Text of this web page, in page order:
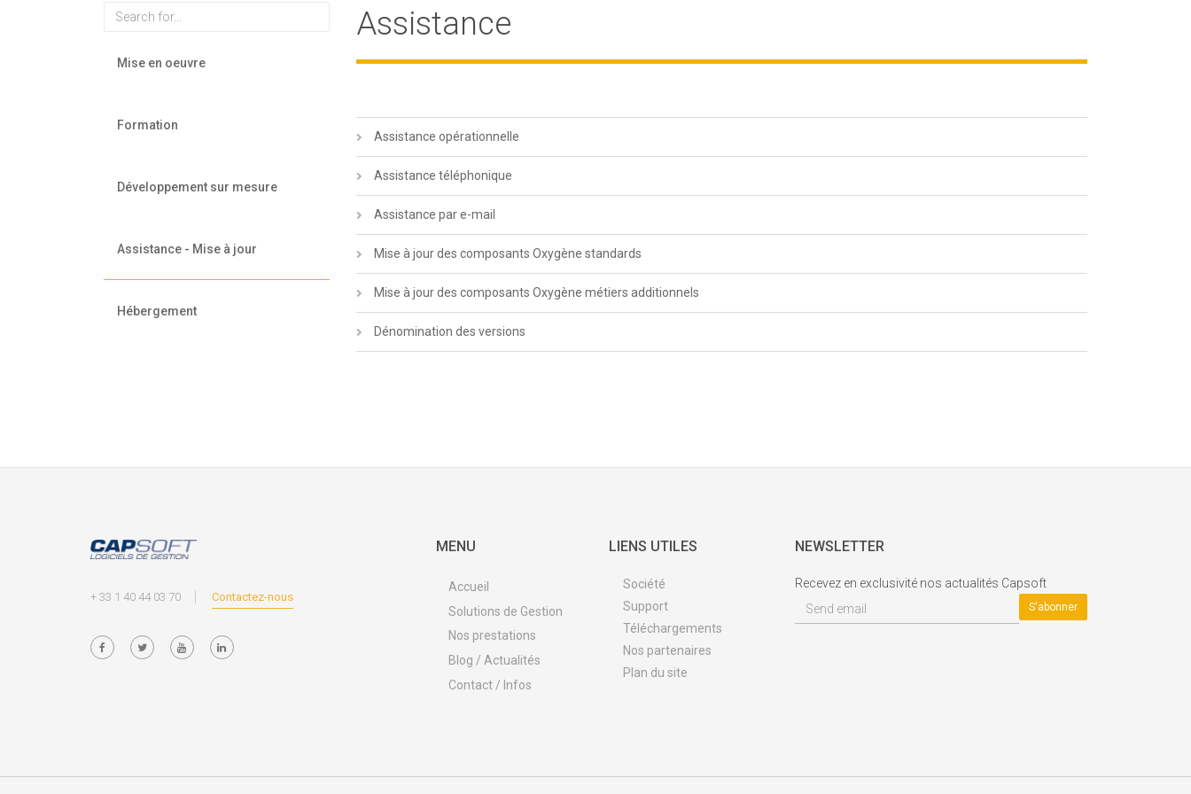
Rechercher
Mise en oeuvre
Formation
Développement sur mesure
Assistance - Mise à jour
Hébergement
Assistance
Assistance opérationnelle
Assistance téléphonique
Assistance par e-mail
Mise à jour des composants Oxygène standards
Mise à jour des composants Oxygène métiers additionnels
Dénomination des versions
+ 33 1 40 44 03 70 Contactez-nous
MENU
Accueil
Solutions de Gestion
Nos prestations
Blog / Actualités
Contact / Infos
LIENS UTILES
Société
Support
Téléchargements
Nos partenaires
Plan du site
NEWSLETTER
Recevez en exclusivité nos actualités Capsoft